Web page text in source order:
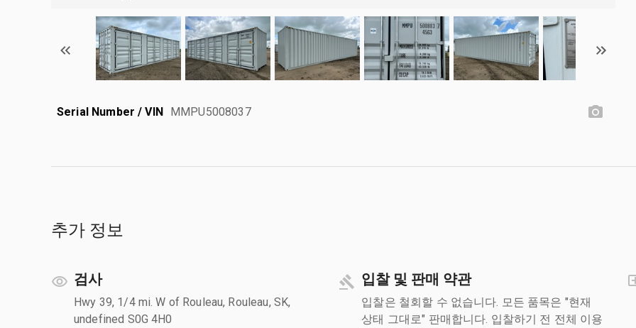
Serial Number / VIN MMPU5008037
추가 정보
검사
Hwy 39, 1/4 mi. W of Rouleau, Rouleau, SK,
undefined S0G 4H0
입찰 및 판매 약관
입찰은 철회할 수 없습니다. 모든 품목은 "현재
상태 그대로" 판매합니다. 입찰하기 전 전체 이용